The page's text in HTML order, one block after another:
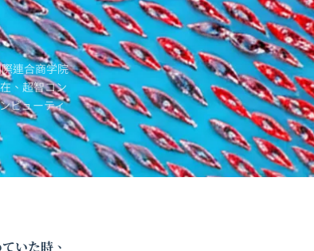
連合商学院
、超智コン
ピューティ
いた時、